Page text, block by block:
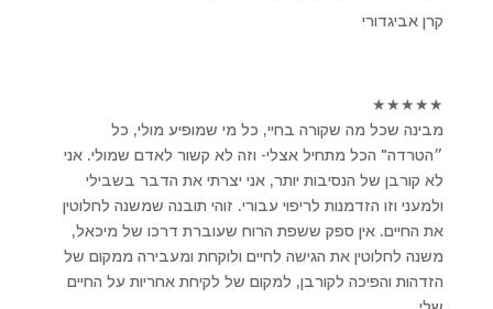
קרן אביגדורי
★
★
★
★
★
מבינה שכל מה שקורה בחיי, כל מי שמופיע מולי, כל
״הטרדה" הכל מתחיל אצלי- וזה לא קשור לאדם שמולי. אני
לא קורבן של הנסיבות יותר, אני יצרתי את הדבר בשבילי
ולמעני וזו הזדמנות לריפוי עבורי. זוהי תובנה שמשנה לחלוטין
את החיים. אין ספק ששפת הרוח שעוברת דרכו של מיכאל,
משנה לחלוטין את הגישה לחיים ולוקחת ומעבירה ממקום של
הזדהות והפיכה לקורבן, למקום של לקיחת אחריות על החיים